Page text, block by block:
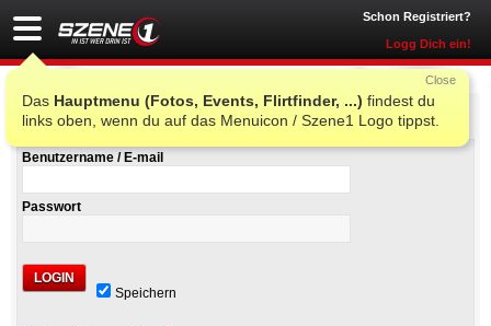
Schon Registriert?
Logg Dich ein!
Das Hauptmenu (Fotos, Events, Flirtfinder, ...) findest du
links oben, wenn du auf das Menuicon / Szene1 Logo tippst.
Close
Szene1 Login
Benutzername / E-mail
Passwort
LOGIN
Speichern